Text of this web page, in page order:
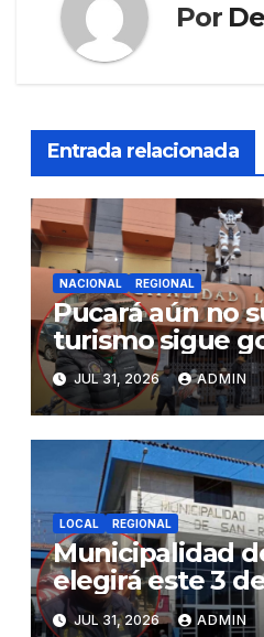
Por
Entrada relacionada
NACIONAL REGIONAL
Pucará aún no
turismo sigue
alcaldesa exige
Gobierno
paralizadas
JUL 31, 2026 ADMIN
LOCAL REGIONAL
Municipalidad
elegirá este 3
representantes
JUL 31, 2026 ADMIN